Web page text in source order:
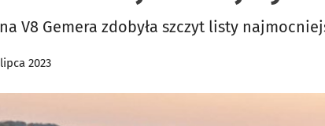
V8 Gemera zdobyła szczyt listy
2023